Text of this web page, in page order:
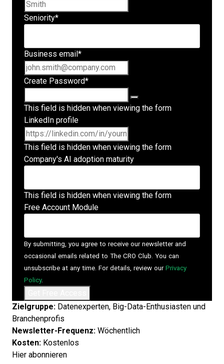
Seniority*
Business email *
Create Password*
This field is hidden when viewing the form
LinkedIn profile
This field is hidden when viewing the form
Company's AI adoption maturity
This field is hidden when viewing the form
Free Account Module
By submitting, you agree to receive our newsletter and
occasional emails related to The CRO Club. You can
unsubscribe at any time. For details, review our Privacy
Policy.
Zielgruppe: Datenexperten, Big-Data-Enthusiasten und
Branchenprofis
Newsletter-Frequenz: Wöchentlich
Kosten: Kostenlos
Hier abonnieren